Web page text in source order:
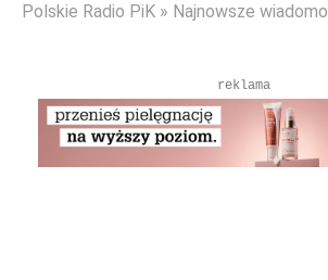
Polskie Radio PiK Najnowsze
reklama